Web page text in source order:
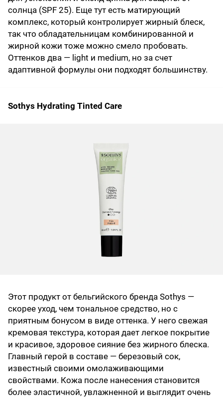
солнца (SPF 25). Еще тут есть матирующий
комплекс, который контролирует жирный блеск,
так что обладательницам комбинированной и
жирной кожи тоже можно смело пробовать.
Оттенков два — light и medium, но за счет
адаптивной формулы они подходят большинству.
Sothys Hydrating Tinted Care
Этот продукт от бельгийского бренда Sothys —
скорее уход, чем тональное средство, но с
приятным бонусом в виде оттенка. У него свежая
кремовая текстура, которая дает легкое покрытие
и красивое, здоровое сияние без жирного блеска.
Главный герой в составе — березовый сок,
известный своими омолаживающими
свойствами. Кожа после нанесения становится
более эластичной, увлажненной и выглядит очень